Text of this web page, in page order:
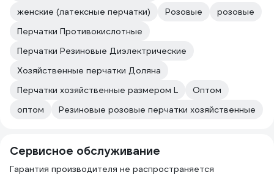
женские (латексные перчатки)
Розовые
розовые
Перчатки Противокислотные
Перчатки Резиновые Диэлектрические
Хозяйственные перчатки Доляна
Перчатки хозяйственные размером L
Оптом
оптом
Резиновые розовые перчатки хозяйственные
Сервисное обслуживание
Гарантия производителя не распространяется